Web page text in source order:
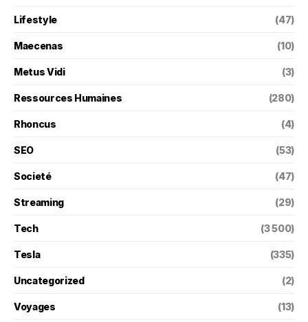
Lifestyle (47)
Maecenas (10)
Metus Vidi (3)
Ressources Humaines (280)
Rhoncus (4)
SEO (53)
Societé (47)
Streaming (29)
Tech (3 500)
Tesla (335)
Uncategorized (2)
Voyages (13)